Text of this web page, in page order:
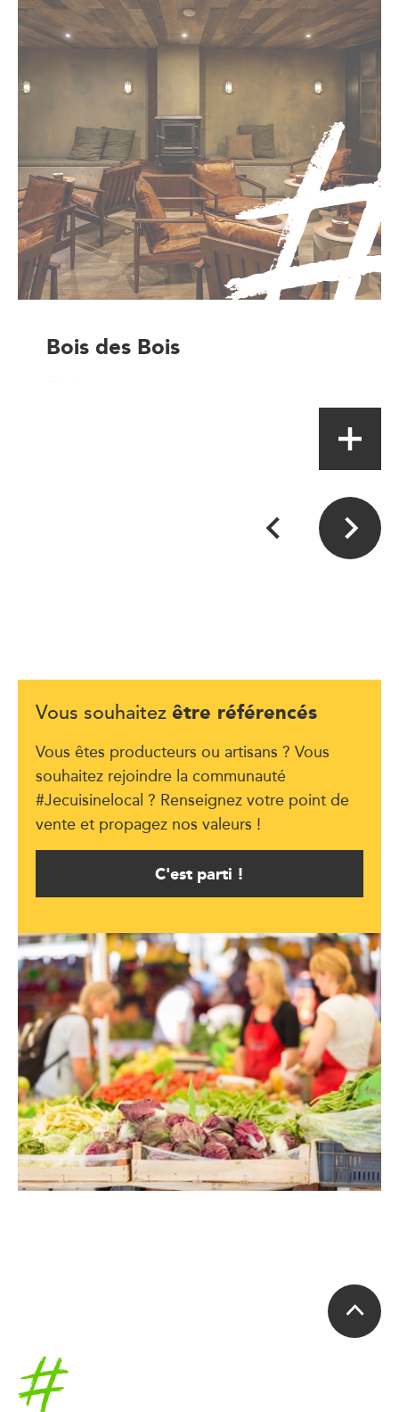
Bois des Bois
Vous souhaitez être référencés
Vous êtes producteurs ou artisans ? Vous
souhaitez rejoindre la communauté
#Jecuisinelocal ? Renseignez votre point de
vente et propagez nos valeurs !
C'est parti !
Accueil